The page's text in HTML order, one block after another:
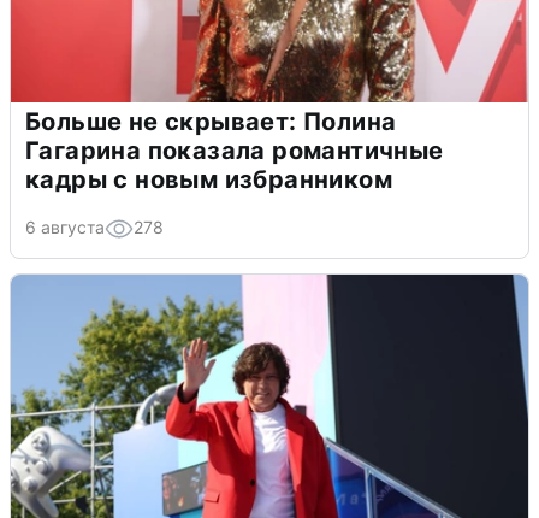
Больше не скрывает: Полина
Гагарина показала романтичные
кадры с новым избранником
6 августа 278